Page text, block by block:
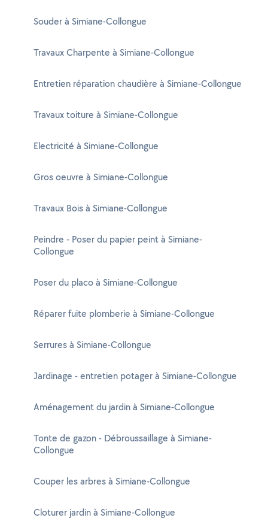
Souder à Simiane-Collongue
Travaux Charpente à Simiane-Collongue
Entretien réparation chaudière à Simiane-Collongue
Travaux toiture à Simiane-Collongue
Electricité à Simiane-Collongue
Gros oeuvre à Simiane-Collongue
Travaux Bois à Simiane-Collongue
Peindre - Poser du papier peint à Simiane-
Collongue
Poser du placo à Simiane-Collongue
Réparer fuite plomberie à Simiane-Collongue
Serrures à Simiane-Collongue
Jardinage - entretien potager à Simiane-Collongue
Aménagement du jardin à Simiane-Collongue
Tonte de gazon - Débroussaillage à Simiane-
Collongue
Couper les arbres à Simiane-Collongue
Cloturer jardin à Simiane-Collongue